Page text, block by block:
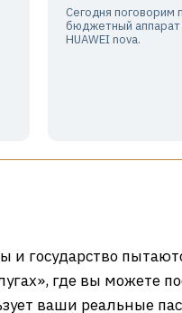
Сегодня поговорим
бюджетный аппарат
HUAWEI nova.
и государство
где вы можете
ваши реальные